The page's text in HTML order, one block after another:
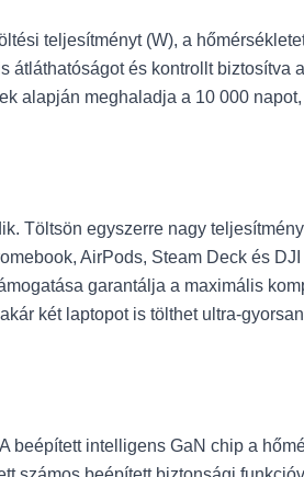
teljesítményt (W), a
és kontrollt biztosítva
alapján meghaladja a 10 000
Töltsön egyszerre nagy
AirPods, Steam Deck és
garantálja a maximális
két laptopot is tölthet ultra-
intelligens GaN chip a